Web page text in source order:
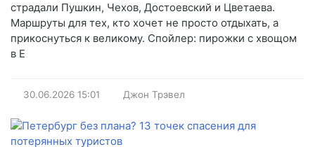
страдали Пушкин, Чехов, Достоевский и Цветаева.
Маршруты для тех, кто хочет не просто отдыхать, а
прикоснуться к великому. Спойлер: пирожки с хвощом
в Е
30.06.2026 15:01 Джон Трэвел